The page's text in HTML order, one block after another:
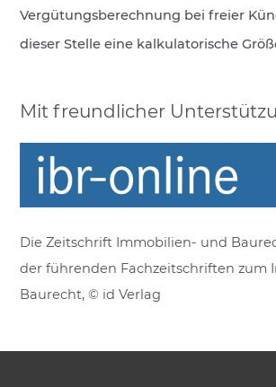
Vergütungsberechnung bei freier
dieser Stelle eine kalkulatorische
Mit freundlicher
Die Zeitschrift Immobilien- und
der führenden Fachzeitschriften zum
Baurecht, © id Verlag